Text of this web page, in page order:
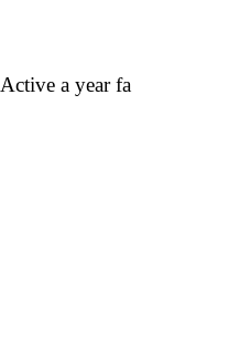
Active a year fa